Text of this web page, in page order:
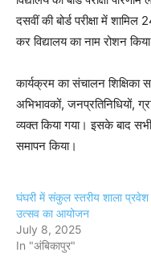
दसवीं की बोर्ड परीक्षा में शामिल
कर विद्यालय का नाम रोशन
कार्यक्रम का संचालन शिक्षिका
अभिभावकों, जनप्रतिनिधियों,
व्यक्त किया गया। इसके बाद
समापन किया।
घंघरी में संकुल स्तरीय शाला प्रवेश
उत्सव का आयोजन
July 8, 2025
In "अंबिकापुर"